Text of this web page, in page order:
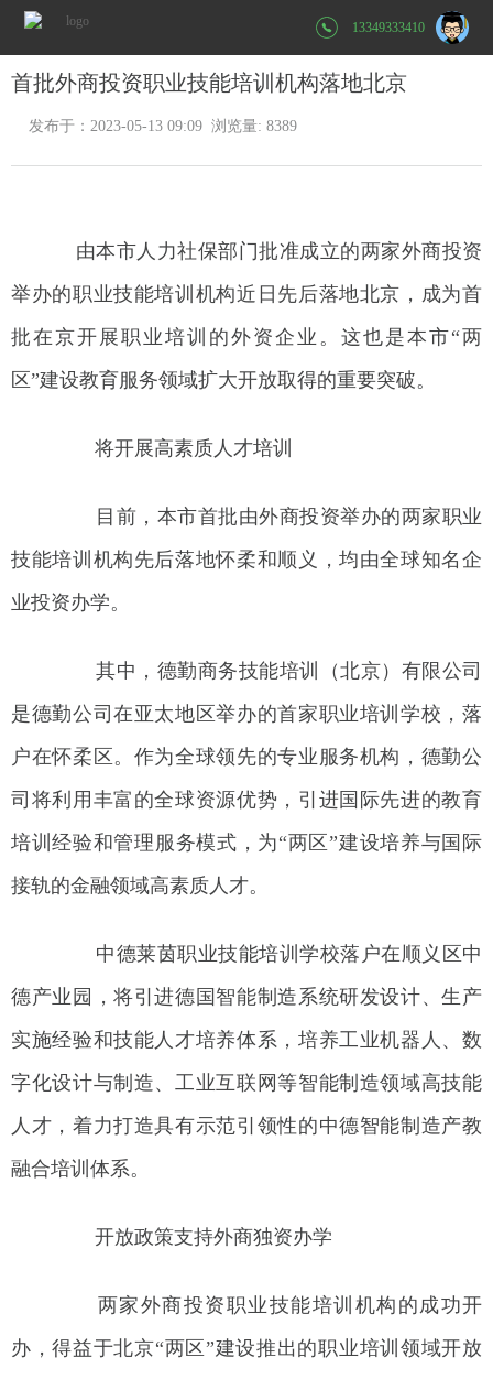
13349333410
首批外商投资职业技能培训机构落地北京
发布于：2023-05-13 09:09 浏览量: 8389
由本市人力社保部门批准成立的两家外商投资
举办的职业技能培训机构近日先后落地北京，成为首
批在京开展职业培训的外资企业。这也是本市“两
区”建设教育服务领域扩大开放取得的重要突破。
将开展高素质人才培训
目前，本市首批由外商投资举办的两家职业
技能培训机构先后落地怀柔和顺义，均由全球知名企
业投资办学。
其中，德勤商务技能培训（北京）有限公司
是德勤公司在亚太地区举办的首家职业培训学校，落
户在怀柔区。作为全球领先的专业服务机构，德勤公
司将利用丰富的全球资源优势，引进国际先进的教育
培训经验和管理服务模式，为“两区”建设培养与国际
接轨的金融领域高素质人才。
中德莱茵职业技能培训学校落户在顺义区中
德产业园，将引进德国智能制造系统研发设计、生产
实施经验和技能人才培养体系，培养工业机器人、数
字化设计与制造、工业互联网等智能制造领域高技能
人才，着力打造具有示范引领性的中德智能制造产教
融合培训体系。
开放政策支持外商独资办学
两家外商投资职业技能培训机构的成功开
办，得益于北京“两区”建设推出的职业培训领域开放